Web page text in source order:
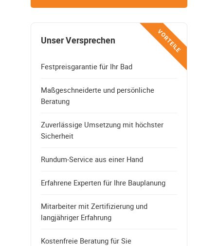
VORTEILE
Unser Versprechen
Festpreisgarantie für Ihr Bad
Maßgeschneiderte und persönliche
Beratung
Zuverlässige Umsetzung mit höchster
Sicherheit
Rundum-Service aus einer Hand
Erfahrene Experten für Ihre Bauplanung
Mitarbeiter mit Zertifizierung und
langjähriger Erfahrung
Kostenfreie Beratung für Sie